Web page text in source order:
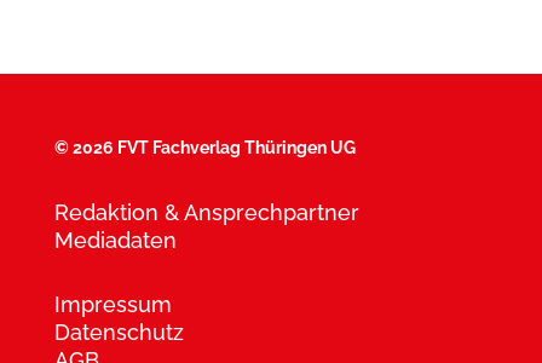
©2026 FVT Fachverlag Thüringen UG
Redaktion & Ansprechpartner
Mediadaten
Impressum
Datenschutz